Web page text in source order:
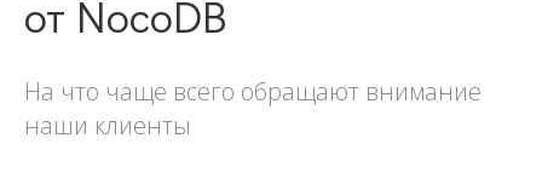
от NocoDB
На что чаще всего обращают внимание
наши клиенты